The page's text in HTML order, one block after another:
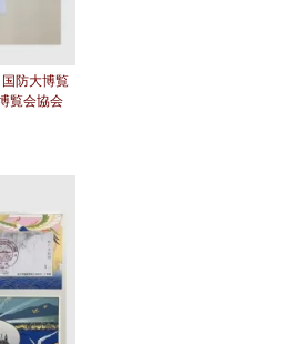
防大博覧
覧会協会